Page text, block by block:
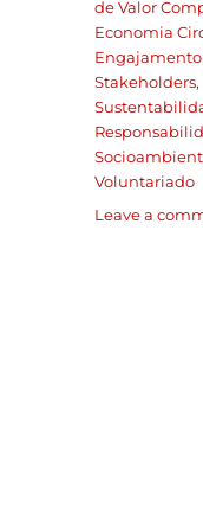
de Valor
Economia
Stakeholders,
Voluntariado
Leave a